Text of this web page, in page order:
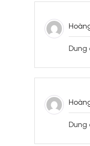
Dung
Dung